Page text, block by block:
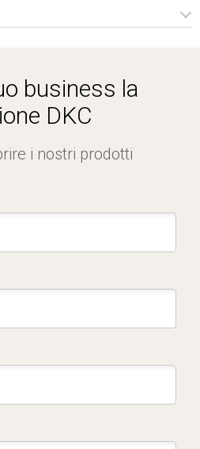
business la
DKC
i nostri prodotti